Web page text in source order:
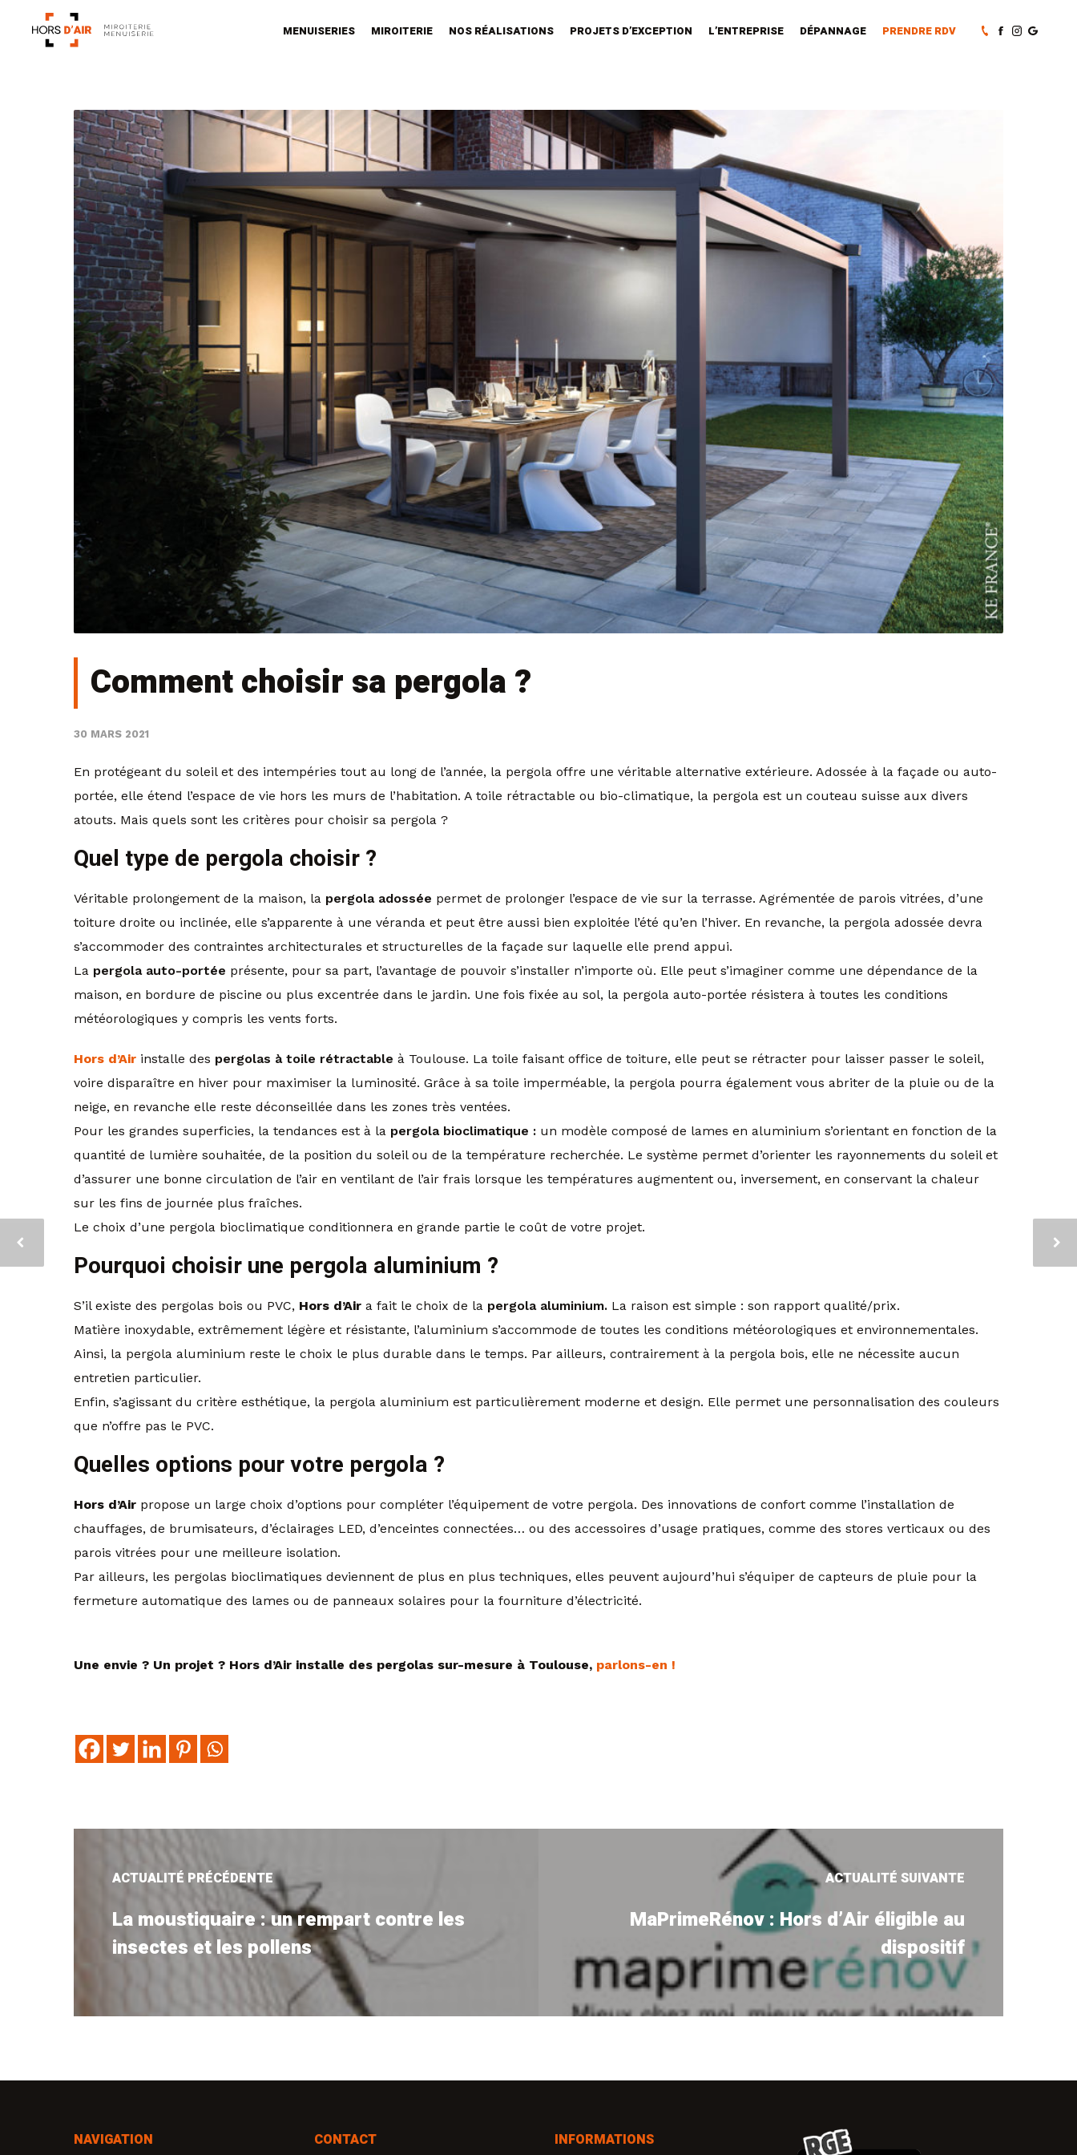
MENUISERIES MIROITERIE NOS RÉALISATIONS PROJETS D’EXCEPTION L’ENTREPRISE DÉPANNAGE PRENDRE RDV
Comment choisir sa pergola ?
30 MARS 2021
En protégeant du soleil et des intempéries tout au long de l’année, la pergola offre une véritable alternative extérieure. Adossée à la façade ou auto-
portée, elle étend l’espace de vie hors les murs de l’habitation. A toile rétractable ou bio-climatique, la pergola est un couteau suisse aux divers
atouts. Mais quels sont les critères pour choisir sa pergola ?
Quel type de pergola choisir ?
Véritable prolongement de la maison, la pergola adossée permet de prolonger l’espace de vie sur la terrasse. Agrémentée de parois vitrées, d’une
toiture droite ou inclinée, elle s’apparente à une véranda et peut être aussi bien exploitée l’été qu’en l’hiver. En revanche, la pergola adossée devra
s’accommoder des contraintes architecturales et structurelles de la façade sur laquelle elle prend appui.
La pergola auto-portée présente, pour sa part, l’avantage de pouvoir s’installer n’importe où. Elle peut s’imaginer comme une dépendance de la
maison, en bordure de piscine ou plus excentrée dans le jardin. Une fois fixée au sol, la pergola auto-portée résistera à toutes les conditions
météorologiques y compris les vents forts.
Hors d’Air installe des pergolas à toile rétractable à Toulouse. La toile faisant office de toiture, elle peut se rétracter pour laisser passer le soleil,
voire disparaître en hiver pour maximiser la luminosité. Grâce à sa toile imperméable, la pergola pourra également vous abriter de la pluie ou de la
neige, en revanche elle reste déconseillée dans les zones très ventées.
Pour les grandes superficies, la tendances est à la pergola bioclimatique : un modèle composé de lames en aluminium s’orientant en fonction de la
quantité de lumière souhaitée, de la position du soleil ou de la température recherchée. Le système permet d’orienter les rayonnements du soleil et
d’assurer une bonne circulation de l’air en ventilant de l’air frais lorsque les températures augmentent ou, inversement, en conservant la chaleur
sur les fins de journée plus fraîches.
Le choix d’une pergola bioclimatique conditionnera en grande partie le coût de votre projet.
Pourquoi choisir une pergola aluminium ?
S’il existe des pergolas bois ou PVC, Hors d’Air a fait le choix de la pergola aluminium. La raison est simple : son rapport qualité/prix.
Matière inoxydable, extrêmement légère et résistante, l’aluminium s’accommode de toutes les conditions météorologiques et environnementales.
Ainsi, la pergola aluminium reste le choix le plus durable dans le temps. Par ailleurs, contrairement à la pergola bois, elle ne nécessite aucun
entretien particulier.
Enfin, s’agissant du critère esthétique, la pergola aluminium est particulièrement moderne et design. Elle permet une personnalisation des couleurs
que n’offre pas le PVC.
Quelles options pour votre pergola ?
Hors d’Air propose un large choix d’options pour compléter l’équipement de votre pergola. Des innovations de confort comme l’installation de
chauffages, de brumisateurs, d’éclairages LED, d’enceintes connectées… ou des accessoires d’usage pratiques, comme des stores verticaux ou des
parois vitrées pour une meilleure isolation.
Par ailleurs, les pergolas bioclimatiques deviennent de plus en plus techniques, elles peuvent aujourd’hui s’équiper de capteurs de pluie pour la
fermeture automatique des lames ou de panneaux solaires pour la fourniture d’électricité.
Une envie ? Un projet ? Hors d’Air installe des pergolas sur-mesure à Toulouse, parlons-en !
ACTUALITÉ PRÉCÉDENTE
La moustiquaire : un rempart contre les
insectes et les pollens
ACTUALITÉ SUIVANTE
MaPrimeRénov : Hors d’Air éligible au
dispositif
NAVIGATION CONTACT INFORMATIONS